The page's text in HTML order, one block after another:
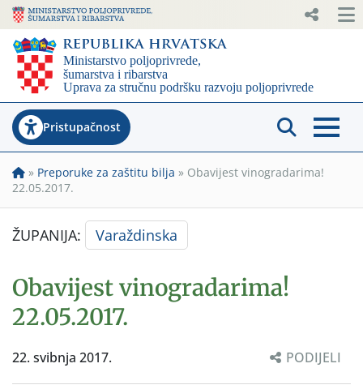
Pristupačnost
» Preporuke za zaštitu bilja » Obavijest vinogradarima!
22.05.2017.
ŽUPANIJA: Varaždinska
Obavijest vinogradarima!
22.05.2017.
22. svibnja 2017. PODIJELI